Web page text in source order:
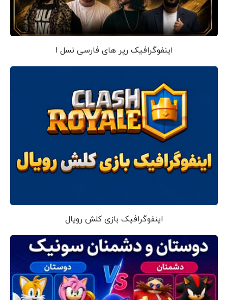
اینفوگرافیک رپر های فارسی نسل 1
اینفوگرافیک بازی کلش رویال